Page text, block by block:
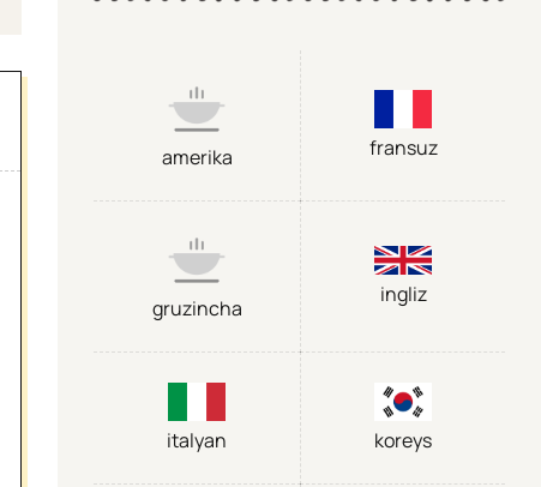
amerika fransuz
gruzincha
ingliz
italyan koreys